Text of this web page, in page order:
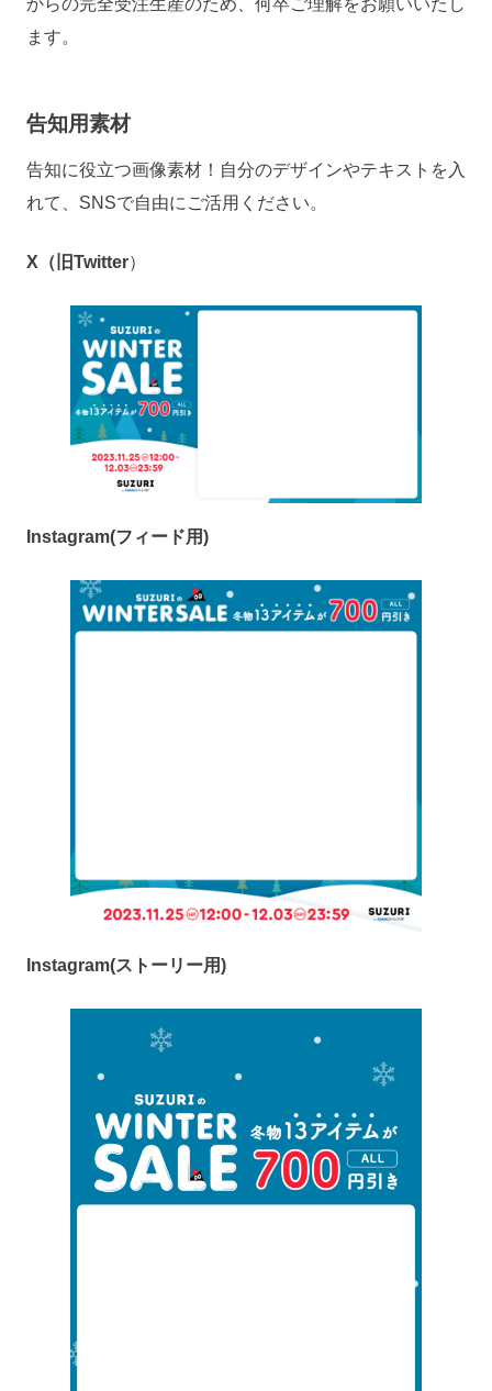
ます。
告知用素材
告知に役立つ画像素材！自分のデザインやテキストを入
れて、SNSで自由にご活用ください。
X（旧Twitter）
Instagram(フィード用)
Instagram(ストーリー用)